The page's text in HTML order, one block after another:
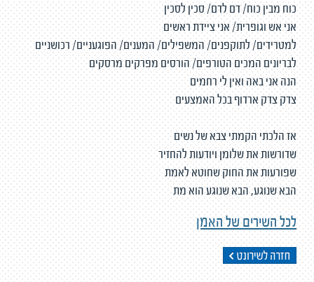
כוח מבין כוח/ דם לדם/ סכין לסכין
אני אש וגופרית/ אני ציידת ראשים
למטרידים/ לתוקפנים/ המשפילים/ המענים/ הפוגעניים/ רכושניים
לבריונים המכים הטורפים/ הורסים מפרקים מרסקים
הנה אני באה ואין לי רחמים
צדק צדק ארדוף בכל האמצעים
אז הלכתי הקמתי צבא של נשים
שדורשות את שלומן ויודעות להחזיר
שפורעות את החוק שחוטא לאמת
הבא שנוגע, הבא שנוגע הוא מת
לכל השירים של האמן